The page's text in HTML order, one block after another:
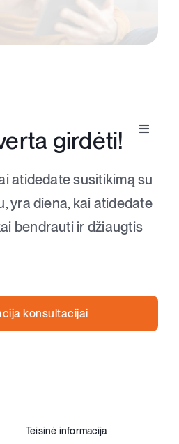
Toggle
aparatai
Apie klausą
Apie mus
girdėti!
atidedate susitikimą su
yra diena, kai atidedate
bendrauti ir džiaugtis
konsultacijai
Teisinė informacija